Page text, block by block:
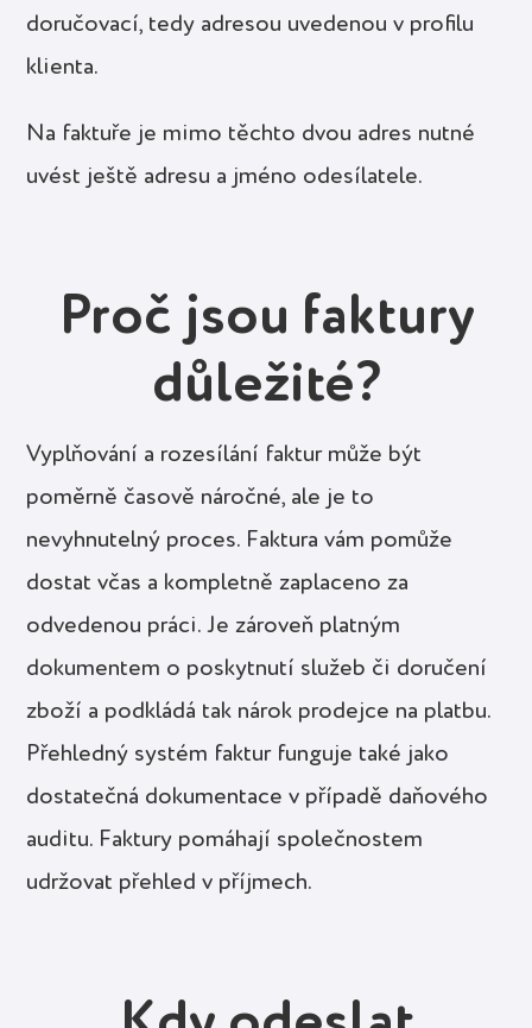
doručovací, tedy adresou uvedenou v profilu
klienta.
Na faktuře je mimo těchto dvou adres nutné
uvést ještě adresu a jméno odesílatele.
Proč jsou faktury
důležité?
Vyplňování a rozesílání faktur může být
poměrně časově náročné, ale je to
nevyhnutelný proces. Faktura vám pomůže
dostat včas a kompletně zaplaceno za
odvedenou práci. Je zároveň platným
dokumentem o poskytnutí služeb či doručení
zboží a podkládá tak nárok prodejce na platbu.
Přehledný systém faktur funguje také jako
dostatečná dokumentace v případě daňového
auditu. Faktury pomáhají společnostem
udržovat přehled v příjmech.